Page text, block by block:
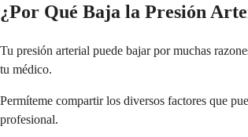
¿Por Qué Baja la Presión
Tu presión arterial puede bajar por muchas
tu médico.
Permíteme compartir los diversos factores que
profesional.